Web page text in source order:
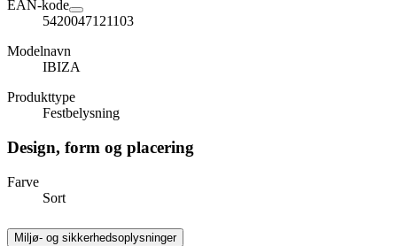
EAN-kode
5420047121103
Modelnavn
IBIZA
Produkttype
Festbelysning
Design, form og placering
Farve
Sort
Miljø- og sikkerhedsoplysninger